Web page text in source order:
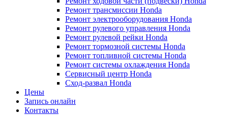
Ремонт трансмиссии Honda
Ремонт электрооборудования Honda
Ремонт рулевого управления Honda
Ремонт рулевой рейки Honda
Ремонт тормозной системы Honda
Ремонт топливной системы Honda
Ремонт системы охлаждения Honda
Сервисный центр Honda
Сход-развал Honda
Цены
Запись онлайн
Контакты